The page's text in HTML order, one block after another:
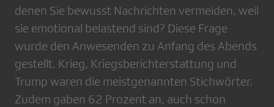
denen Sie bewusst Nachrichten vermeiden, weil
sie emotional belastend sind? Diese Frage
wurde den Anwesenden zu Anfang des Abends
gestellt. Krieg, Kriegsberichterstattung und
Trump waren die meistgenannten Stichwörter.
Zudem gaben 62 Prozent an, auch schon